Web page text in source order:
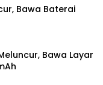
Bawa Baterai
Bawa Layar